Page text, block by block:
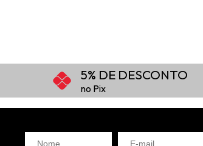
5% DE DESCONTO
no Pix